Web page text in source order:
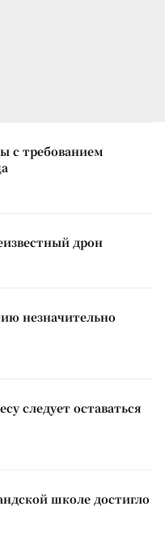
с требованием
дрон
незначительно
следует оставаться
школе достигло